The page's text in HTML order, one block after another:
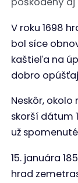
V roku 1698
bol síce
kaštieľa na
dobro
Neskôr, okolo
skorší dátum
už
15. januára
hrad